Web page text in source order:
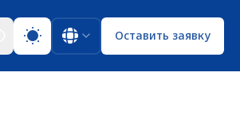
Оставить заявку